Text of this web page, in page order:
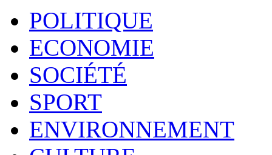
POLITIQUE
ECONOMIE
SOCIÉTÉ
SPORT
ENVIRONNEMENT